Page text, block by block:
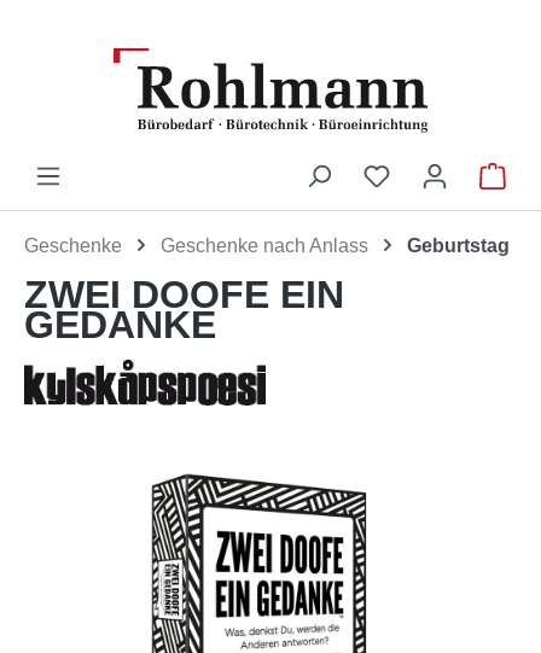
Du hast 0
Geschenke Geschenke nach Anlass Geburtstag
ZWEI DOOFE EIN
GEDANKE